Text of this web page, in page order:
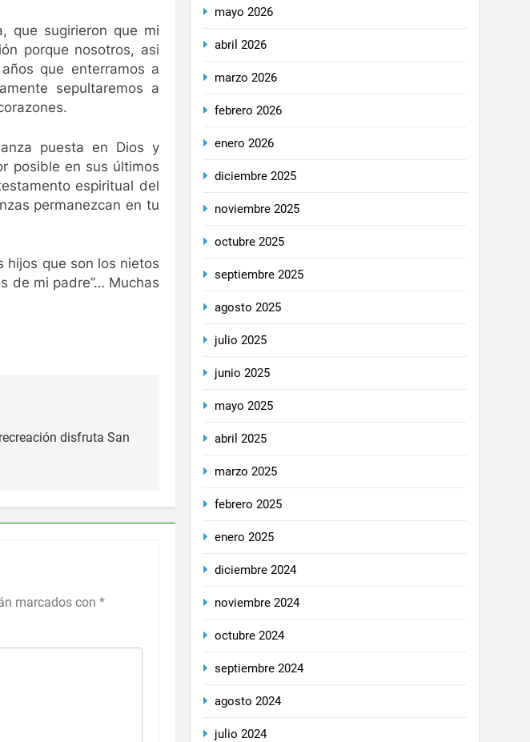
que sugirieron que mi
porque nosotros, asi
que enterramos a
sepultaremos a
puesta en Dios y
posible en sus últimos
espiritual del
permanezcan en tu
hijos que son los nietos
de mi padre”… Muchas
disfruta San
marcados con *
mayo 2026
abril 2026
marzo 2026
febrero 2026
enero 2026
diciembre 2025
noviembre 2025
octubre 2025
septiembre 2025
agosto 2025
julio 2025
junio 2025
mayo 2025
abril 2025
marzo 2025
febrero 2025
enero 2025
diciembre 2024
noviembre 2024
octubre 2024
septiembre 2024
agosto 2024
julio 2024